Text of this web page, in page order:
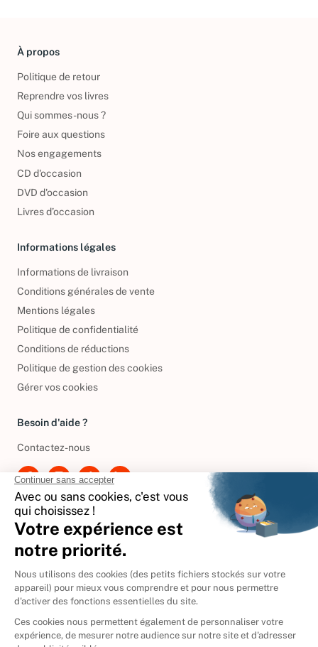
À propos
Politique de retour
Reprendre vos livres
Qui sommes-nous ?
Foire aux questions
Nos engagements
CD d'occasion
DVD d'occasion
Livres d’occasion
Informations légales
Informations de livraison
Conditions générales de vente
Mentions légales
Politique de confidentialité
Conditions de réductions
Politique de gestion des cookies
Gérer vos cookies
Besoin d'aide ?
Contactez-nous
International
🇪🇸 Espagne
🇩🇪Allemagne
🇮🇹 Italie